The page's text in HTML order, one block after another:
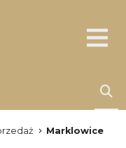
Marklowice